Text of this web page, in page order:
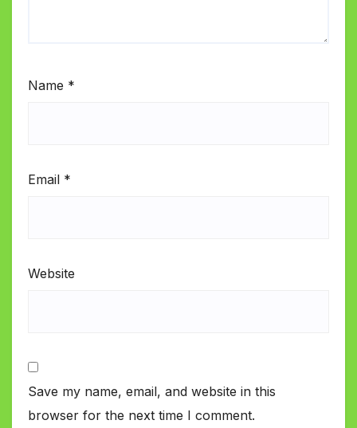
Name *
Email *
Website
Save my name, email, and website in this
browser for the next time I comment.